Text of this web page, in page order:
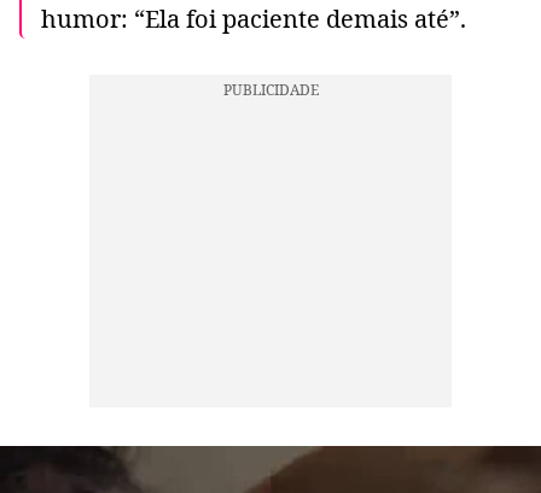
humor: “Ela foi paciente demais até”.